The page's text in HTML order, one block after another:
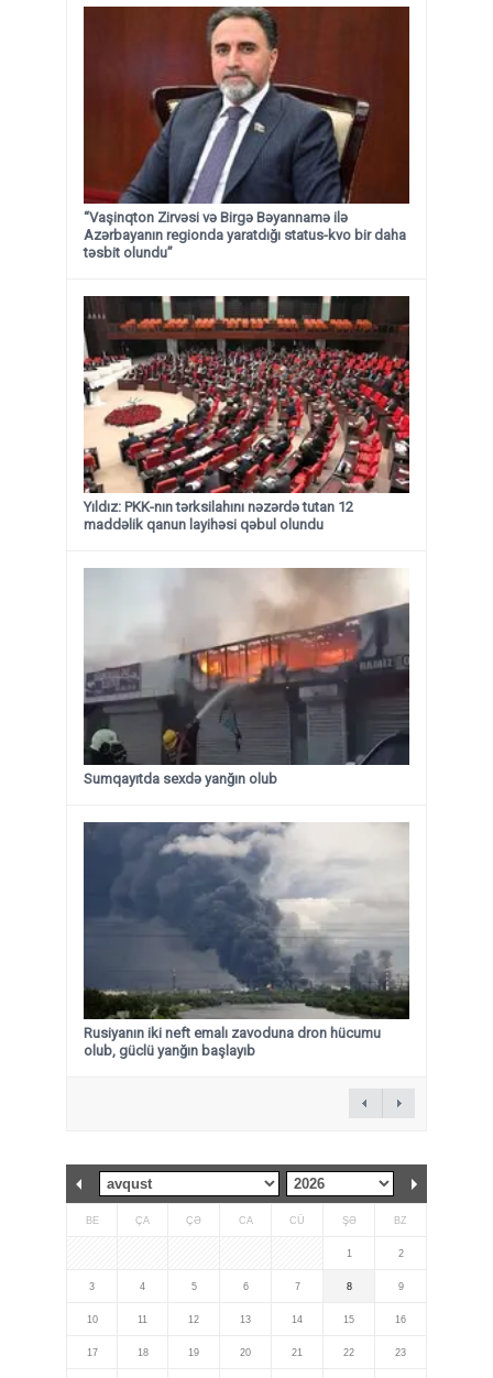
“Vaşinqton Zirvəsi və Birgə Bəyannamə ilə
Azərbayanın regionda yaratdığı status-kvo bir daha
təsbit olundu”
Yıldız: PKK-nın tərksilahını nəzərdə tutan 12
maddəlik qanun layihəsi qəbul olundu ​​​​​​​
Sumqayıtda sexdə yanğın olub
Rusiyanın iki neft emalı zavoduna dron hücumu
olub, güclü yanğın başlayıb
BE ÇA ÇƏ CA CÜ ŞƏ BZ
1 2
3 4 5 6 7 8 9
10 11 12 13 14 15 16
17 18 19 20 21 22 23